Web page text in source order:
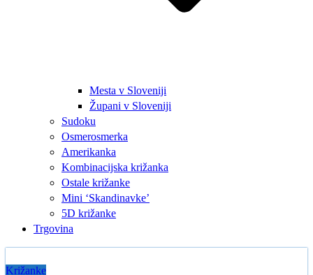
Mesta v Sloveniji
Župani v Sloveniji
Sudoku
Osmerosmerka
Amerikanka
Kombinacijska križanka
Ostale križanke
Mini ‘Skandinavke’
5D križanke
Trgovina
Križanke